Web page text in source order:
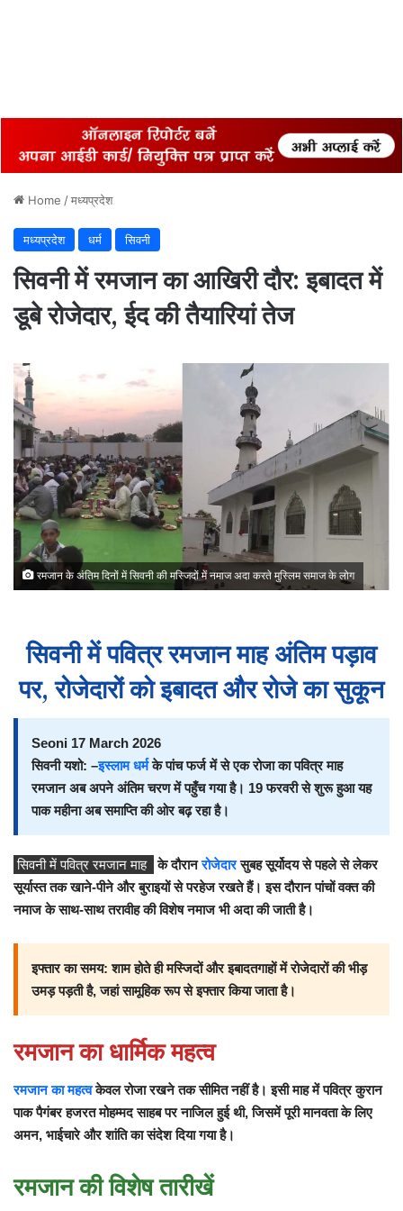
Home /मध्यप्रदेश
मध्यप्रदेश धर्म सिवनी
सिवनी में रमजान का आखिरी दौर: इबादत में
डूबे रोजेदार, ईद की तैयारियां तेज
रमजान के अंतिम दिनों में सिवनी की मस्जिदों में नमाज अदा करते मुस्लिम समाज के लोग
सिवनी में पवित्र रमजान माह अंतिम पड़ाव
पर, रोजेदारों को इबादत और रोजे का सुकून
Seoni 17 March 2026
सिवनी यशो: –इस्लाम धर्मके पांच फर्ज में से एक रोजा का पवित्र माह
रमजान अब अपने अंतिम चरण में पहुँच गया है। 19 फरवरी से शुरू हुआ यह
पाक महीना अब समाप्ति की ओर बढ़ रहा है।
सिवनी में पवित्र रमजान माह के दौरानरोजेदारसुबह सूर्योदय से पहले से लेकर
सूर्यास्त तक खाने-पीने और बुराइयों से परहेज रखते हैं। इस दौरान पांचों वक्त की
नमाज के साथ-साथ तरावीह की विशेष नमाज भी अदा की जाती है।
इफ्तार का समय: शाम होते ही मस्जिदों और इबादतगाहों में रोजेदारों की भीड़
उमड़ पड़ती है, जहां सामूहिक रूप से इफ्तार किया जाता है।
रमजान का धार्मिक महत्व
रमजान का महत्वकेवल रोजा रखने तक सीमित नहीं है। इसी माह में पवित्र कुरान
पाक पैगंबर हजरत मोहम्मद साहब पर नाजिल हुई थी, जिसमें पूरी मानवता के लिए
अमन, भाईचारे और शांति का संदेश दिया गया है।
रमजान की विशेष तारीखें